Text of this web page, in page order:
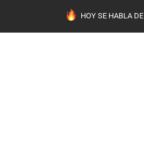
HOY SE HABLA DE